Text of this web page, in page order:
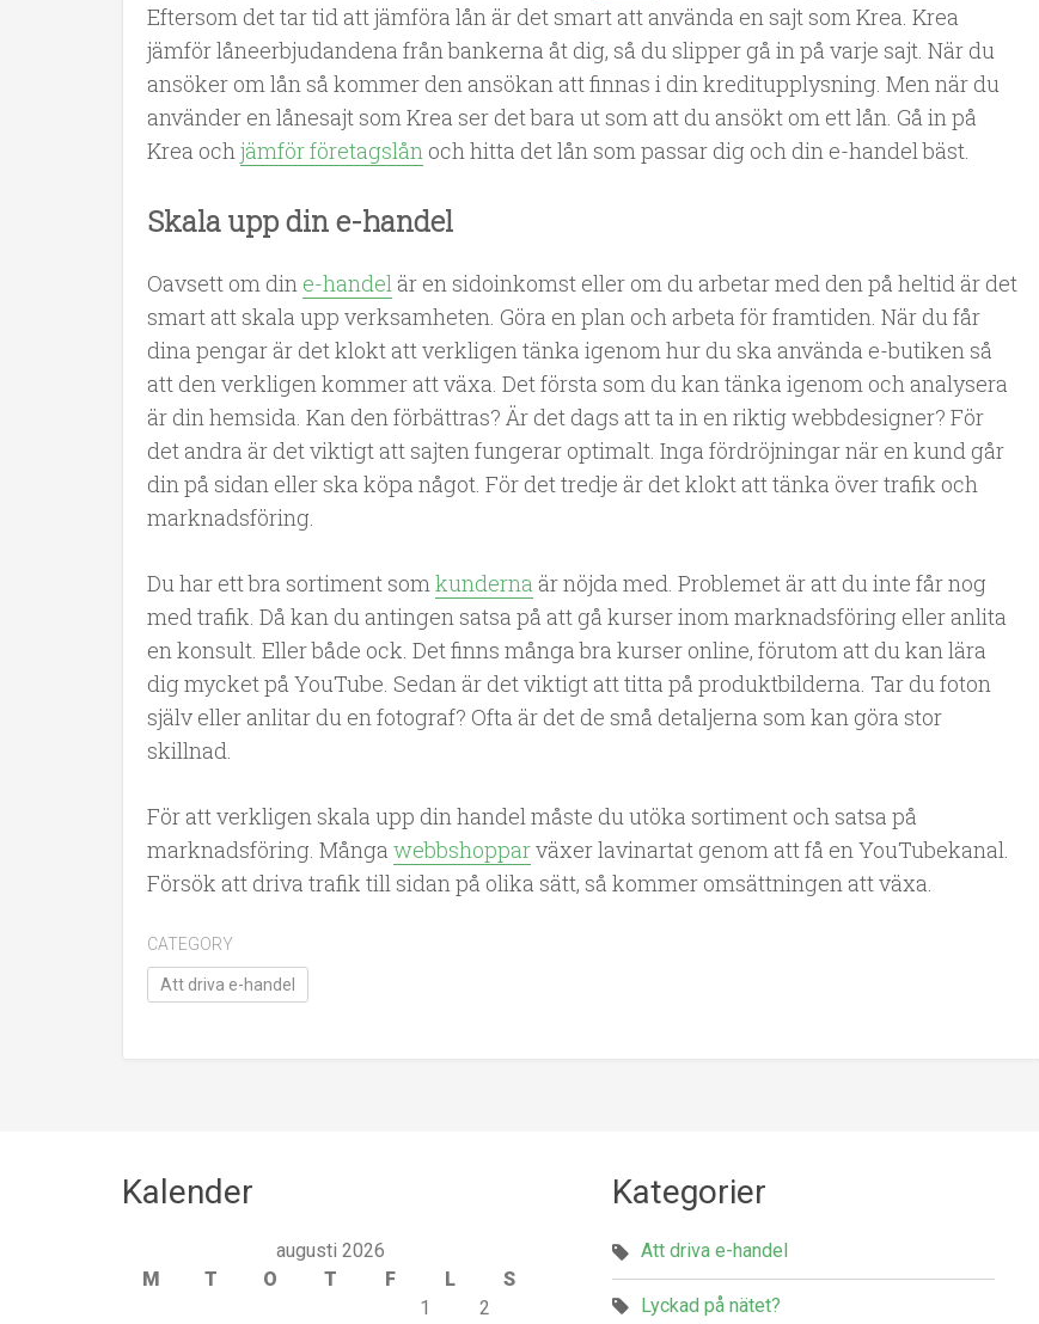
Eftersom det tar tid att jämföra lån är det smart att använda en sajt som Krea. Krea
jämför låneerbjudandena från bankerna åt dig, så du slipper gå in på varje sajt. När du
ansöker om lån så kommer den ansökan att finnas i din kreditupplysning. Men när du
använder en lånesajt som Krea ser det bara ut som att du ansökt om ett lån. Gå in på
Krea ochjämför företagslån och hitta det lån som passar dig och din e-handel bäst.
Skala upp din e-handel
Oavsett om din e-handel är en sidoinkomst eller om du arbetar med den på heltid är det
smart att skala upp verksamheten. Göra en plan och arbeta för framtiden. När du får
dina pengar är det klokt att verkligen tänka igenom hur du ska använda e-butiken så
att den verkligen kommer att växa. Det första som du kan tänka igenom och analysera
är din hemsida. Kan den förbättras? Är det dags att ta in en riktig webbdesigner? För
det andra är det viktigt att sajten fungerar optimalt. Inga fördröjningar när en kund går
din på sidan eller ska köpa något. För det tredje är det klokt att tänka över trafik och
marknadsföring.
Du har ett bra sortiment somkunderna är nöjda med. Problemet är att du inte får nog
med trafik. Då kan du antingen satsa på att gå kurser inom marknadsföring eller anlita
en konsult. Eller både ock. Det finns många bra kurser online, förutom att du kan lära
dig mycket på YouTube. Sedan är det viktigt att titta på produktbilderna. Tar du foton
själv eller anlitar du en fotograf? Ofta är det de små detaljerna som kan göra stor
skillnad.
För att verkligen skala upp din handel måste du utöka sortiment och satsa på
marknadsföring. Många webbshopparväxer lavinartat genom att få en YouTubekanal.
Försök att driva trafik till sidan på olika sätt, så kommer omsättningen att växa.
CATEGORY
Att driva e-handel
Kalender
augusti 2026
M
T O T F L
S
1
2
Kategorier
Att driva e-handel
Lyckad på nätet?